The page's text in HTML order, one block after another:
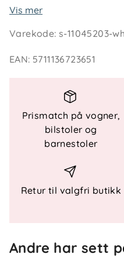
ideell for aktive barn
strikkekvalitet Gir god
Vis mer
Varekode:s-11045203-
EAN: 5711136723651
Prismatch på vogner,
bilstoler og
barnestoler
Retur til valgfri butikk
Andre har sett